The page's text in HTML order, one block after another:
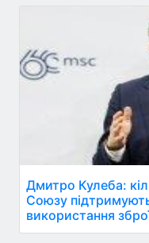
Дмитро Кулеба:
Союзу
використання